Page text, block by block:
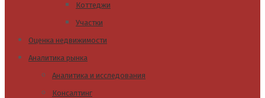
Коттеджи
Участки
Оценка недвижимости
Аналитика рынка
Аналитика и исследования
Консалтинг